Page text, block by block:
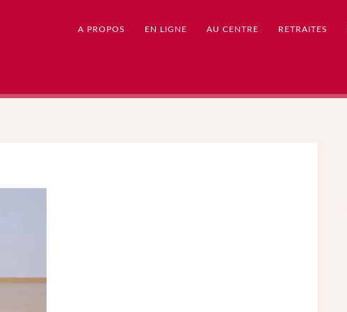
A PROPOS EN LIGNE AU CENTRE RETRAITES